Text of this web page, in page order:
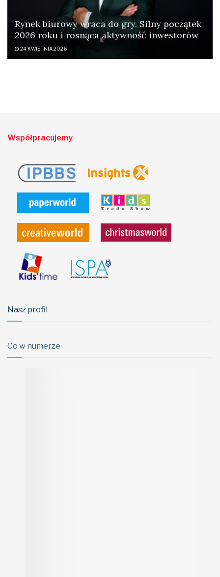
Rynek biurowy wraca do gry. Silny początek
2026 roku i rosnąca aktywność inwestorów
24 KWIETNIA 2026
Współpracujemy
Nasz profil
Co w numerze